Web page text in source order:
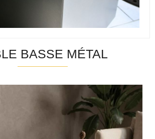
BASSE MÉTAL